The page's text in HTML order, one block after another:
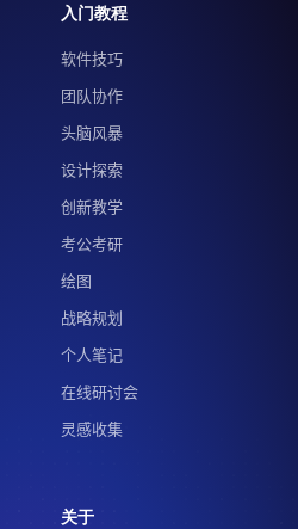
入门教程
软件技巧
团队协作
头脑风暴
设计探索
创新教学
考公考研
绘图
战略规划
个人笔记
在线研讨会
灵感收集
关于